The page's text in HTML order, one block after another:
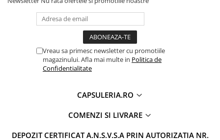
Vreau sa primesc newsletter cu promotiile
magazinului. Afla mai multe in Politica de
Confidentialitate
CAPSULERIA.RO
COMENZI SI LIVRARE
DEPOZIT CERTIFICAT A.N.S.V.S.A PRIN AUTORIZATIA NR.